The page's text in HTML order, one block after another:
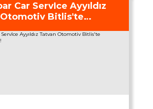
Car ServIce Ayyıldız
Bitlis'te